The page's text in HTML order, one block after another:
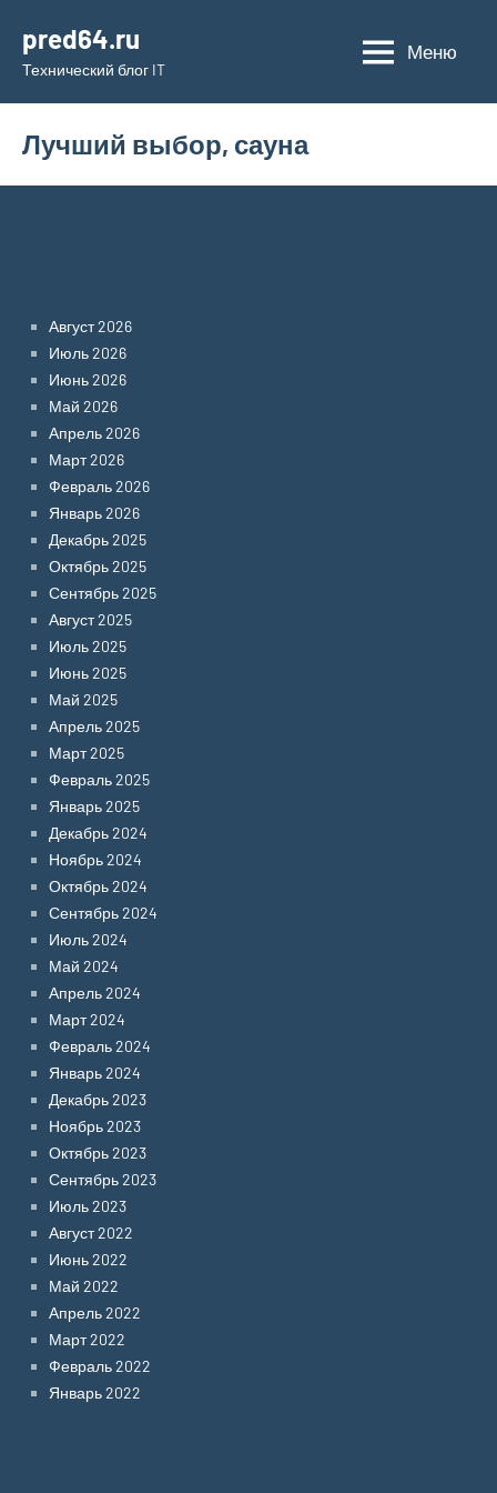
содержимому
pred64.ru
Технический блог IT
Меню
Лучший выбор, сауна
Август 2026
Июль 2026
Июнь 2026
Май 2026
Апрель 2026
Март 2026
Февраль 2026
Январь 2026
Декабрь 2025
Октябрь 2025
Сентябрь 2025
Август 2025
Июль 2025
Июнь 2025
Май 2025
Апрель 2025
Март 2025
Февраль 2025
Январь 2025
Декабрь 2024
Ноябрь 2024
Октябрь 2024
Сентябрь 2024
Июль 2024
Май 2024
Апрель 2024
Март 2024
Февраль 2024
Январь 2024
Декабрь 2023
Ноябрь 2023
Октябрь 2023
Сентябрь 2023
Июль 2023
Август 2022
Июнь 2022
Май 2022
Апрель 2022
Март 2022
Февраль 2022
Январь 2022